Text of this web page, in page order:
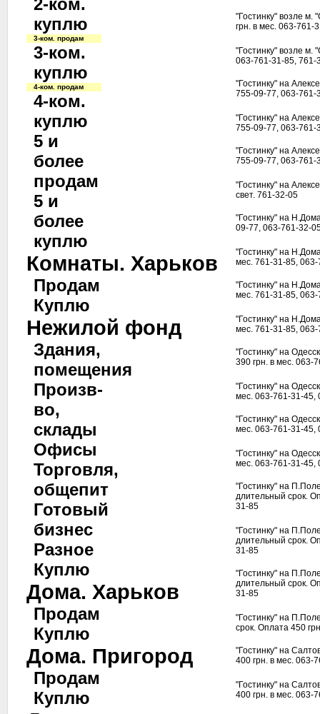
2-ком.
куплю
3-ком. продам
3-ком.
куплю
4-ком. продам
4-ком.
куплю
5 и
более
продам
5 и
более
куплю
Комнаты. Харьков
Продам
Куплю
Нежилой фонд
Здания,
помещения
Произв-
во,
склады
Офисы
Торговля,
общепит
Готовый
бизнес
Разное
Куплю
Дома. Харьков
Продам
Куплю
Дома. Пригород
Продам
Куплю
"Гостинку" возле м.
грн. в мес. 063-761-
"Гостинку" возле м.
063-761-31-85, 761-
"Гостинку" на
755-09-77, 063-761-
"Гостинку" на
755-09-77, 063-761-
"Гостинку" на
755-09-77, 063-761-
"Гостинку" на
свет. 761-32-05
"Гостинку" на
09-77, 063-761-32-
"Гостинку" на
мес. 761-31-85,
"Гостинку" на
мес. 761-31-85,
"Гостинку" на
мес. 761-31-85,
"Гостинку" на
390 грн. в мес. 063-
"Гостинку" на
мес. 063-761-31-45,
"Гостинку" на
мес. 063-761-31-45,
"Гостинку" на
мес. 063-761-31-45,
"Гостинку" на
длительный срок.
31-85
"Гостинку" на
длительный срок.
31-85
"Гостинку" на
длительный срок.
31-85
"Гостинку" на
срок. Оплата 450
"Гостинку" на
400 грн. в мес. 063-
"Гостинку" на
400 грн. в мес. 063-